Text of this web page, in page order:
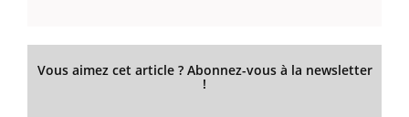
Vous aimez cet article ? Abonnez-vous à la newsletter
!